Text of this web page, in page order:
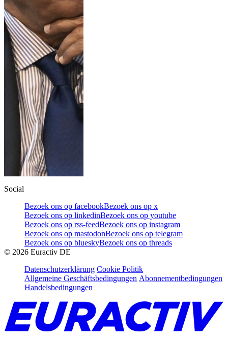
Social
Bezoek ons op facebookBezoek ons op x
Bezoek ons op linkedinBezoek ons op youtube
Bezoek ons op rss-feedBezoek ons op instagram
Bezoek ons op mastodonBezoek ons op telegram
Bezoek ons op blueskyBezoek ons op threads
© 2026 Euractiv DE
Datenschutzerklärung Cookie Politik
Allgemeine Geschäftsbedingungen Abonnementbedingungen
Handelsbedingungen